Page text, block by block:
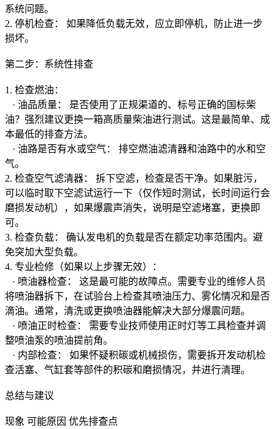
系统问题。
2. 停机检查： 如果降低负载无效，应立即停机，防止进一步
损坏。
第二步：系统性排查
1. 检查燃油：
· 油品质量： 是否使用了正规渠道的、标号正确的国标柴
油？强烈建议更换一箱高质量柴油进行测试。这是最简单、成
本最低的排查方法。
· 油路是否有水或空气： 排空燃油滤清器和油路中的水和空
气。
2. 检查空气滤清器： 拆下空滤，检查是否干净。如果脏污，
可以临时取下空滤试运行一下（仅作短时测试，长时间运行会
磨损发动机），如果爆震声消失，说明是空滤堵塞，更换即
可。
3. 检查负载： 确认发电机的负载是否在额定功率范围内。避
免突加大型负载。
4. 专业检修（如果以上步骤无效）：
· 喷油器检查： 这是最可能的故障点。需要专业的维修人员
将喷油器拆下，在试验台上检查其喷油压力、雾化情况和是否
滴油。通常，清洗或更换喷油器能解决大部分爆震问题。
· 喷油正时检查： 需要专业技师使用正时灯等工具检查并调
整喷油泵的喷油提前角。
· 内部检查： 如果怀疑积碳或机械损伤，需要拆开发动机检
查活塞、气缸套等部件的积碳和磨损情况，并进行清理。
总结与建议
现象 可能原因 优先排查点